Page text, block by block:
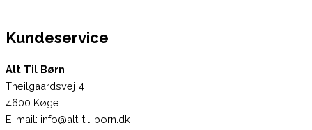
Kundeservice
Alt Til Børn
Theilgaardsvej 4
4600 Køge
E-mail: info@alt-til-born.dk